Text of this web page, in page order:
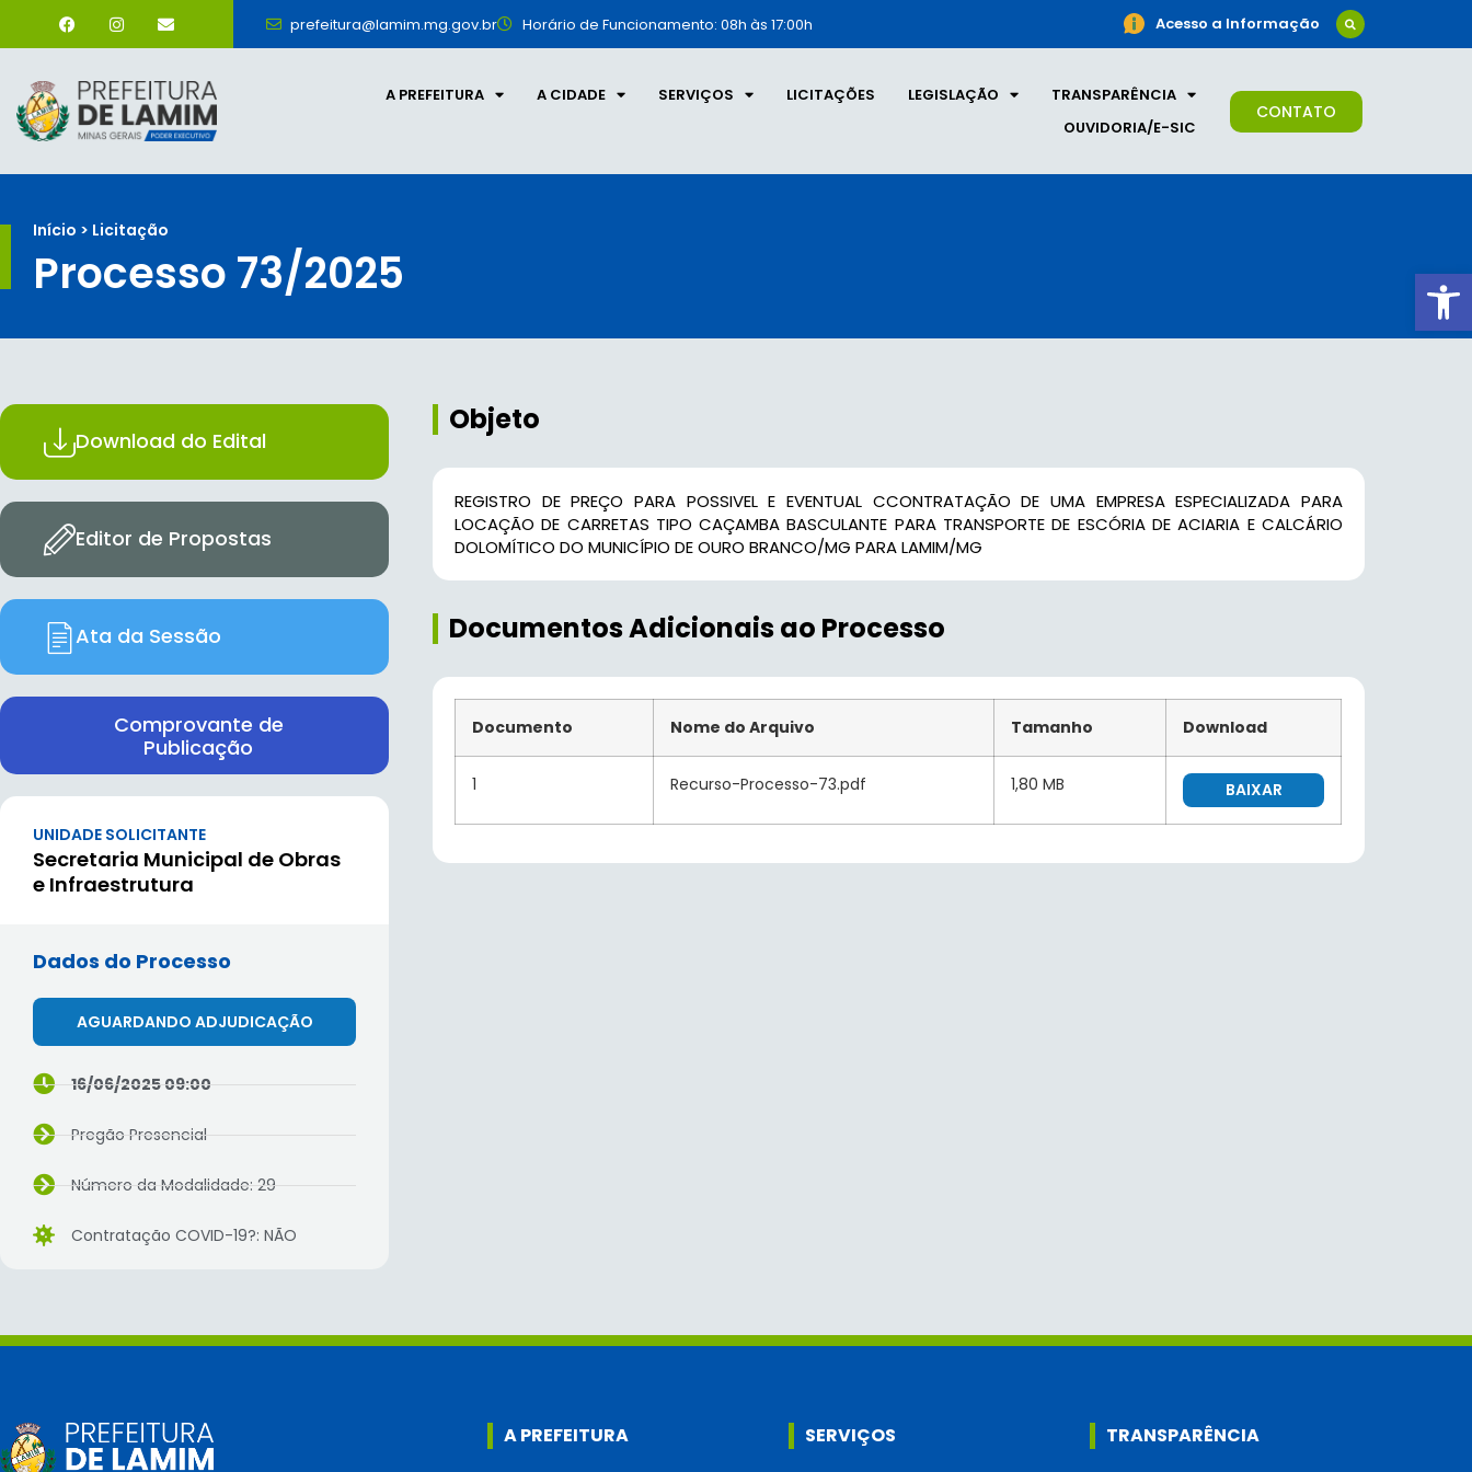
prefeitura@lamim.mg.gov.br Horário de Funcionamento: 08h às 17:00h Acesso a Informação
A PREFEITURA A CIDADE SERVIÇOS LICITAÇÕES LEGISLAÇÃO
TRANSPARÊNCIA
OUVIDORIA/E-SIC
CONTATO
Início > Licitação
Processo 73/2025
Download do Edital
Editor de Propostas
Ata da Sessão
Comprovante de
Publicação
UNIDADE SOLICITANTE
Secretaria Municipal de Obras
e Infraestrutura
Dados do Processo
AGUARDANDO ADJUDICAÇÃO
16/06/2025 09:00
Pregão Presencial
Número da Modalidade: 29
Contratação COVID-19?: NÃO
Objeto
REGISTRO DE PREÇO PARA POSSIVEL E EVENTUAL CCONTRATAÇÃO DE UMA EMPRESA ESPECIALIZADA PARA
LOCAÇÃO DE CARRETAS TIPO CAÇAMBA BASCULANTE PARA TRANSPORTE DE ESCÓRIA DE ACIARIA E CALCÁRIO
DOLOMÍTICO DO MUNICÍPIO DE OURO BRANCO/MG PARA LAMIM/MG
Documentos Adicionais ao Processo
Documento Nome do Arquivo Tamanho Download
1 Recurso-Processo-73.pdf 1,80 MB BAIXAR
A PREFEITURA SERVIÇOS TRANSPARÊNCIA